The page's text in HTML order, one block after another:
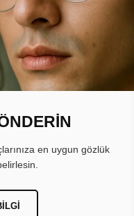
en uygun gözlük